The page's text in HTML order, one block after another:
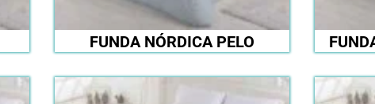
FUNDA NÓRDICA PELO